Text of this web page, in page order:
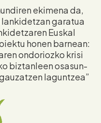
ekimena da,
garatua
Euskal
honen barnean:
ondoriozko krisi
biztanleen osasun-
laguntzea”